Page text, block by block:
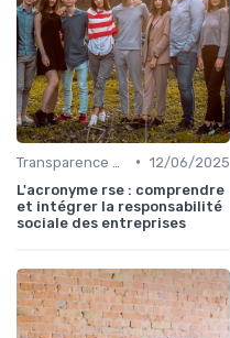
• 12/06/2025
L'acronyme rse : comprendre
et intégrer la responsabilité
sociale des entreprises